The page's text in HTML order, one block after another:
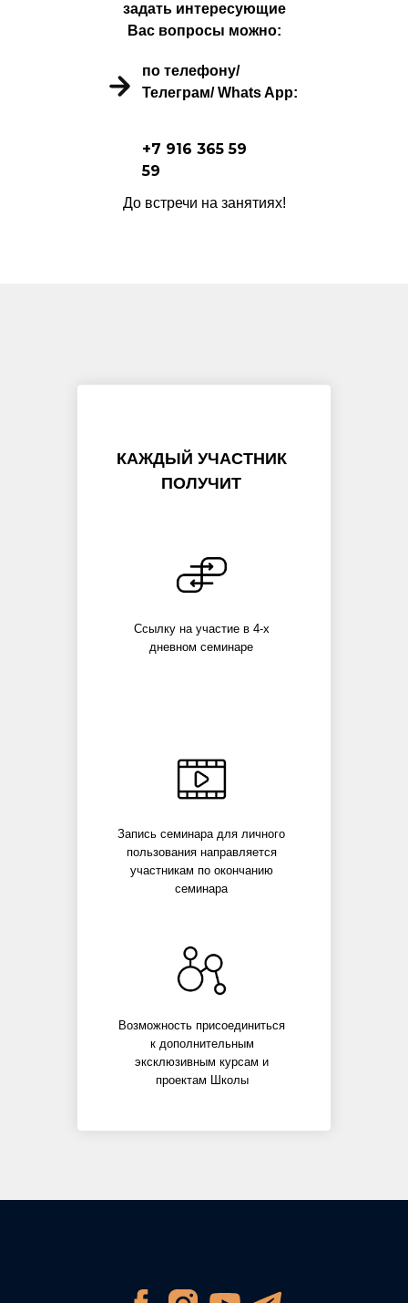
задать интересующие
Вас вопросы можно:
по телефону/
Телеграм/ Whats App:
+7 916 365 59
59
До встречи на занятиях!
Ссылку на участие в 4-х
дневном семинаре
Запись семинара для личного
пользования направляется
участникам по окончанию
семинара
КАЖДЫЙ УЧАСТНИК
ПОЛУЧИТ
Возможность присоединиться
к дополнительным
эксклюзивным курсам и
проектам Школы